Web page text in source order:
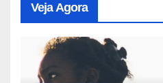
Veja Agora